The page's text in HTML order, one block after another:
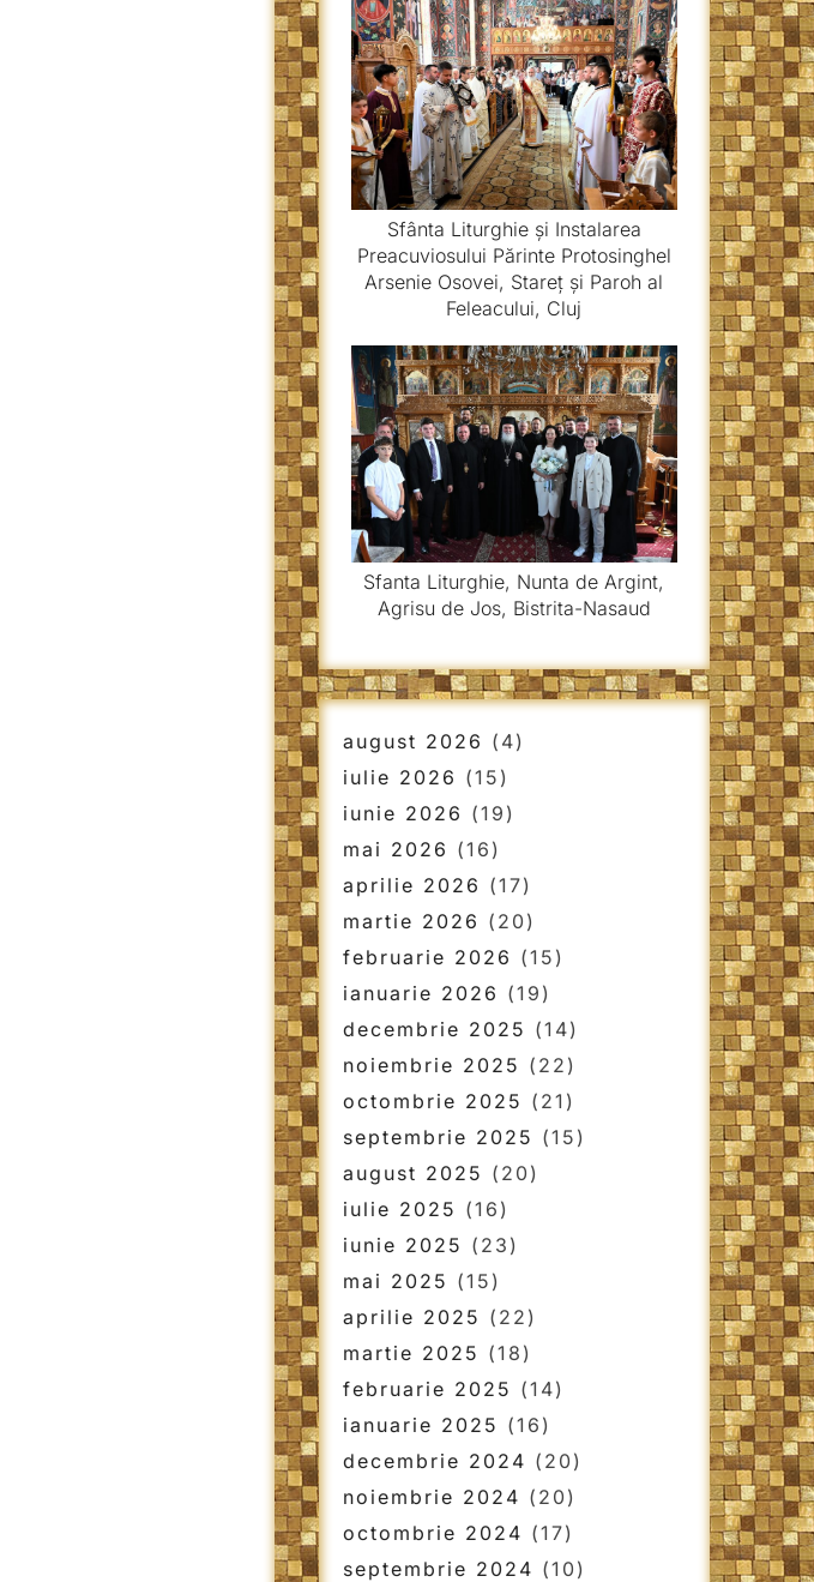
Sfânta Liturghie și Instalarea
Preacuviosului Părinte Protosinghel
Arsenie Osovei, Stareț și Paroh al
Feleacului, Cluj
Sfanta Liturghie, Nunta de Argint,
Agrisu de Jos, Bistrita-Nasaud
august 2026 (4)
iulie 2026 (15)
iunie 2026 (19)
mai 2026 (16)
aprilie 2026 (17)
martie 2026 (20)
februarie 2026 (15)
ianuarie 2026 (19)
decembrie 2025 (14)
noiembrie 2025 (22)
octombrie 2025 (21)
septembrie 2025 (15)
august 2025 (20)
iulie 2025 (16)
iunie 2025 (23)
mai 2025 (15)
aprilie 2025 (22)
martie 2025 (18)
februarie 2025 (14)
ianuarie 2025 (16)
decembrie 2024 (20)
noiembrie 2024 (20)
octombrie 2024 (17)
septembrie 2024 (10)